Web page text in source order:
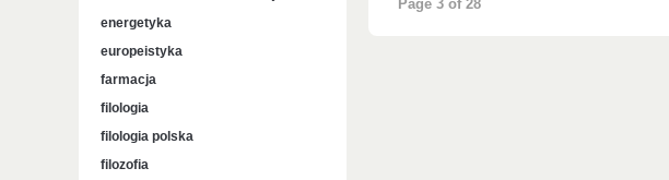
Page 3 of 28
energetyka
europeistyka
farmacja
filologia
filologia polska
filozofia